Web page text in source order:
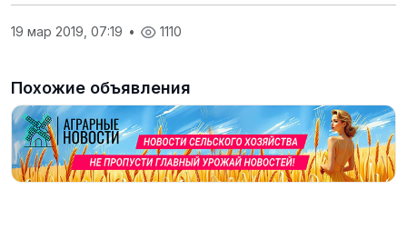
19 мар 2019, 07:19 • 1110
Похожие объявления